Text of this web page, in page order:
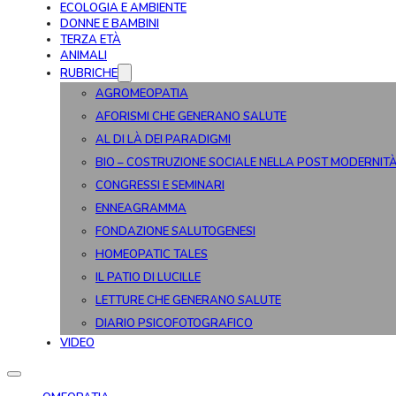
ECOLOGIA E AMBIENTE
DONNE E BAMBINI
TERZA ETÀ
ANIMALI
RUBRICHE
AGROMEOPATIA
AFORISMI CHE GENERANO SALUTE
AL DI LÀ DEI PARADIGMI
BIO – COSTRUZIONE SOCIALE NELLA POST
CONGRESSI E SEMINARI
ENNEAGRAMMA
FONDAZIONE SALUTOGENESI
HOMEOPATIC TALES
IL PATIO DI LUCILLE
LETTURE CHE GENERANO SALUTE
DIARIO PSICOFOTOGRAFICO
VIDEO